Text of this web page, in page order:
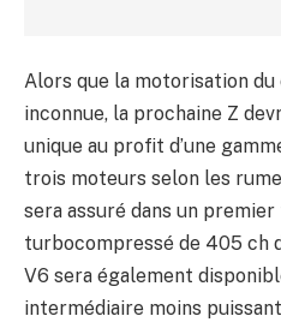
Alors que la motorisation
inconnue, la prochaine Z
unique au profit d’une
trois moteurs selon les
sera assuré dans un
turbocompressé de 405 ch
V6 sera également
intermédiaire moins